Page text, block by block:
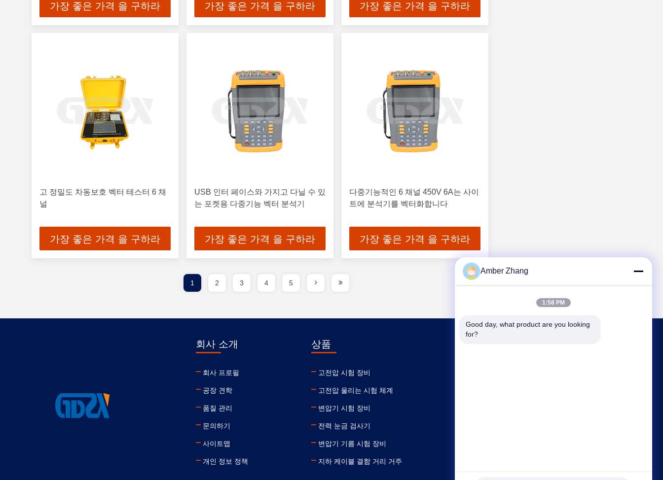
가장 좋은 가격 을 구하라 가장 좋은 가격 을 구하라 가장 좋은 가격 을 구하라
고 정밀도 차동보호 벡터 테스터 6 채
널
가장 좋은 가격 을 구하라
USB 인터 페이스와 가지고 다닐 수 있
는 포켓용 다중기능 벡터 분석기
가장 좋은 가격 을 구하라
다중기능적인 6 채널 450V 6A는 사이
트에 분석기를 벡터화합니다
가장 좋은 가격 을 구하라
1 2 3 4 5
회사 소개
회사 프로필
공장 견학
품질 관리
문의하기
사이트맵
개인 정보 정책
상품
고전압 시험 장비
고전압 울리는 시험 체계
변압기 시험 장비
전력 눈금 검사기
변압기 기름 시험 장비
지하 케이블 결함 거리 거주
Amber Zhang
1:58 PM
Good day, what product are you looking
for?